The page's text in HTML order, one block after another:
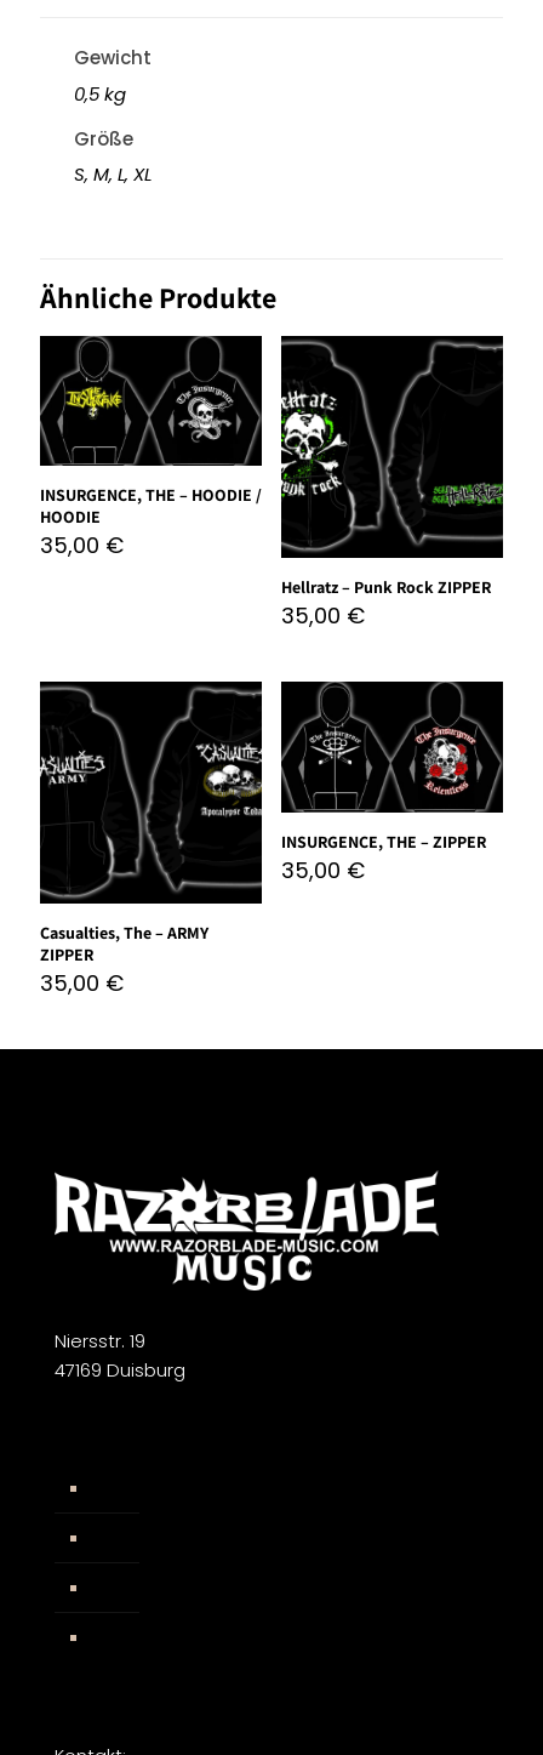
Gewicht
0,5 kg
Größe
S, M, L, XL
Ähnliche Produkte
INSURGENCE, THE – HOODIE /
HOODIE
35,00 €
Hellratz – Punk Rock ZIPPER
35,00 €
Casualties, The – ARMY
ZIPPER
35,00 €
INSURGENCE, THE – ZIPPER
35,00 €
Niersstr. 19
47169 Duisburg